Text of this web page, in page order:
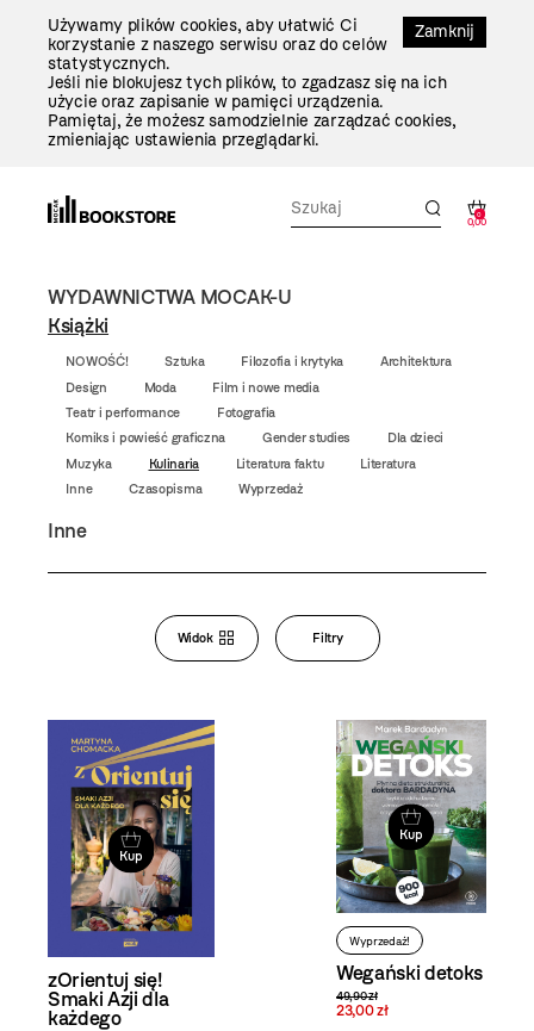
Zamknij
Używamy plików cookies, aby ułatwić Ci
korzystanie z naszego serwisu oraz do celów
statystycznych.
Jeśli nie blokujesz tych plików, to zgadzasz się na ich
użycie oraz zapisanie w pamięci urządzenia.
Pamiętaj, że możesz samodzielnie zarządzać cookies,
zmieniając ustawienia przeglądarki.
0
0,00
WYDAWNICTWA MOCAK-U
Książki
NOWOŚĆ! Sztuka Filozofia i krytyka
Architektura
Design
Moda
Film i nowe media
Teatr i performance
Fotografia
Komiks i powieść graficzna
Gender studies
Dla dzieci
Muzyka
Kulinaria Literatura faktu
Literatura
Inne
Czasopisma Wyprzedaż
Inne
Bookstore
Zmiana
i filtrowanie
produktów
Widok Filtry
Kup
zOrientuj się!
Smaki Azji dla
każdego
Kup
Wyprzedaż!
Wegański detoks
49,90 zł
23,00 zł